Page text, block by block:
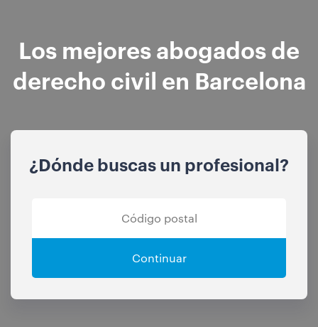
Los mejores abogados de
derecho civil en Barcelona
¿Dónde buscas un profesional?
Continuar